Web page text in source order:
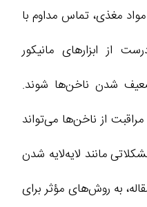
مغذی، تماس مداوم با
از ابزارهای مانیکور
شدن ناخن‌ها شوند.
از ناخن‌ها می‌تواند
مانند لایه‌لایه شدن
به روش‌های مؤثر برای